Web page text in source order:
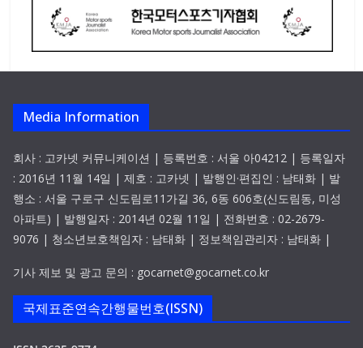
Media Information
회사 : 고카넷 커뮤니케이션 | 등록번호 : 서울 아04212 | 등록일자
: 2016년 11월 14일 | 제호 : 고카넷 | 발행인·편집인 : 남태화 | 발
행소 : 서울 구로구 신도림로11가길 36, 6동 606호(신도림동, 미성
아파트) | 발행일자 : 2014년 02월 11일 | 전화번호 : 02-2679-
9076 | 청소년보호책임자 : 남태화 | 정보책임관리자 : 남태화 |
기사 제보 및 광고 문의 : gocarnet@gocarnet.co.kr
국제표준연속간행물번호(ISSN)